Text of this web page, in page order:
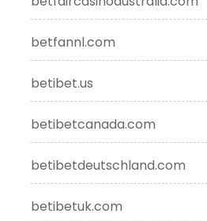
betfannl.com
betibet.us
betibetcanada.com
betibetdeutschland.com
betibetuk.com